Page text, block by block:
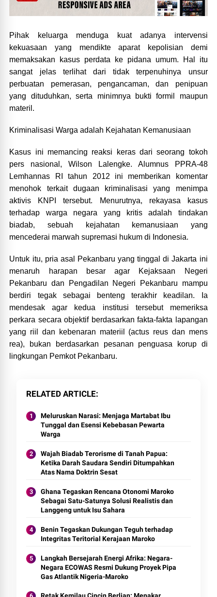
Pihak keluarga menduga kuat adanya intervensi
kekuasaan yang mendikte aparat kepolisian demi
memaksakan kasus perdata ke pidana umum. Hal itu
sangat jelas terlihat dari tidak terpenuhinya unsur
perbuatan pemerasan, pengancaman, dan penipuan
yang dituduhkan, serta minimnya bukti formil maupun
materil.
Kriminalisasi Warga adalah Kejahatan Kemanusiaan
Kasus ini memancing reaksi keras dari seorang tokoh
pers nasional, Wilson Lalengke. Alumnus PPRA-48
Lemhannas RI tahun 2012 ini memberikan komentar
menohok terkait dugaan kriminalisasi yang menimpa
aktivis KNPI tersebut. Menurutnya, rekayasa kasus
terhadap warga negara yang kritis adalah tindakan
biadab, sebuah kejahatan kemanusiaan yang
mencederai marwah supremasi hukum di Indonesia.
Untuk itu, pria asal Pekanbaru yang tinggal di Jakarta ini
menaruh harapan besar agar Kejaksaan Negeri
Pekanbaru dan Pengadilan Negeri Pekanbaru mampu
berdiri tegak sebagai benteng terakhir keadilan. Ia
mendesak agar kedua institusi tersebut memeriksa
perkara secara objektif berdasarkan fakta-fakta lapangan
yang riil dan kebenaran materiil (actus reus dan mens
rea), bukan berdasarkan pesanan penguasa korup di
lingkungan Pemkot Pekanbaru.
RELATED ARTICLE
Meluruskan Narasi: Menjaga Martabat Ibu
Tunggal dan Esensi Kebebasan Pewarta
Warga
Wajah Biadab Terorisme di Tanah Papua:
Ketika Darah Saudara Sendiri Ditumpahkan
Atas Nama Doktrin Sesat
Ghana Tegaskan Rencana Otonomi Maroko
Sebagai Satu-Satunya Solusi Realistis dan
Langgeng untuk Isu Sahara
Benin Tegaskan Dukungan Teguh terhadap
Integritas Teritorial Kerajaan Maroko
Langkah Bersejarah Energi Afrika: Negara-
Negara ECOWAS Resmi Dukung Proyek Pipa
Gas Atlantik Nigeria-Maroko
Retak Kemilau Cincin Berlian: Menakar